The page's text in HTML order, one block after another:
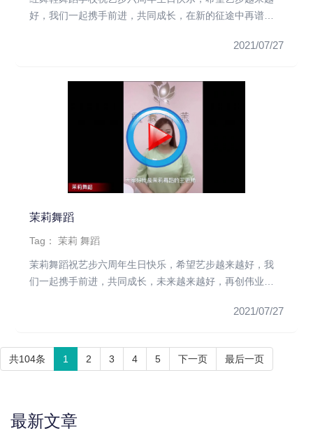
好，我们一起携手前进，共同成长，在新的征途中再谱新
2021/07/27
茉莉舞蹈
Tag：茉莉 舞蹈
茉莉舞蹈祝艺步六周年生日快乐，希望艺步越来越好，我
们一起携手前进，共同成长，未来越来越好，再创伟业，
2021/07/27
共104条 1 2 3 4 5 下一页 最后一页
最新文章